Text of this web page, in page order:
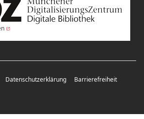
Datenschutzerklärung Barrierefreiheit